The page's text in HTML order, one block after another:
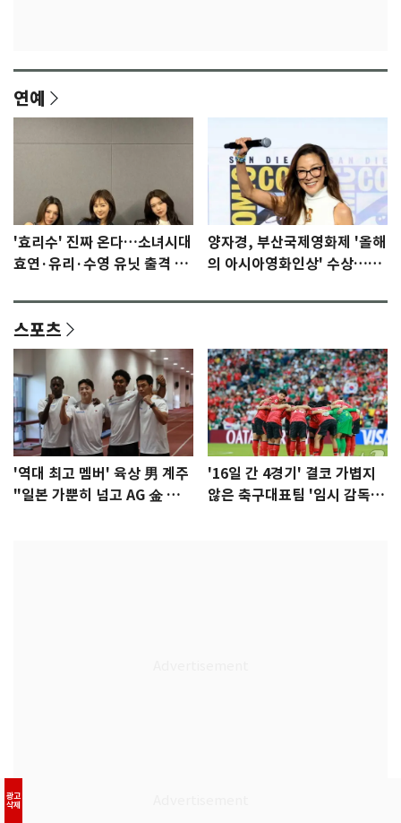
연예
'효리수' 진짜 온다…소녀시대
효연·유리·수영 유닛 출격 [N
양자경, 부산국제영화제 '올해
의 아시아영화인상' 수상…15
스포츠
'역대 최고 멤버' 육상 男 계주
"일본 가뿐히 넘고 AG 金 따겠
'16일 간 4경기' 결코 가볍지
않은 축구대표팀 '임시 감독'
광고
삭제